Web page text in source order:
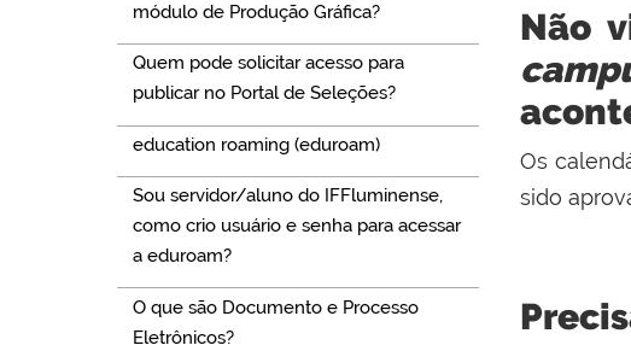
módulo de Produção Gráfica?
Quem pode solicitar acesso para
publicar no Portal de Seleções?
education roaming (eduroam)
Sou servidor/aluno do IFFluminense,
como crio usuário e senha para acessar
a eduroam?
O que são Documento e Processo
Eletrônicos?
Não
Os
sido